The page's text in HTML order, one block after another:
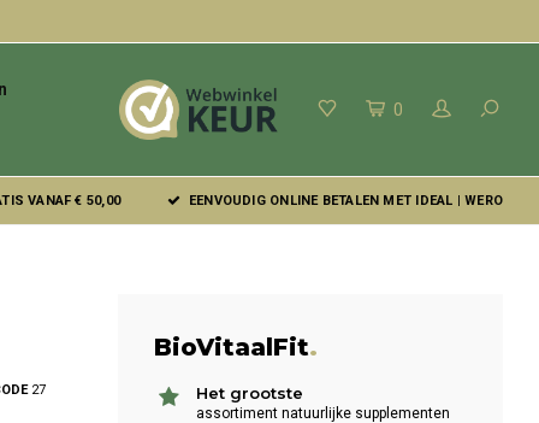
0
VANAF € 50,00 EENVOUDIG ONLINE BETALEN MET IDEAL | WERO
27
BioVitaalFit.
Het grootste
assortiment natuurlijke supplementen